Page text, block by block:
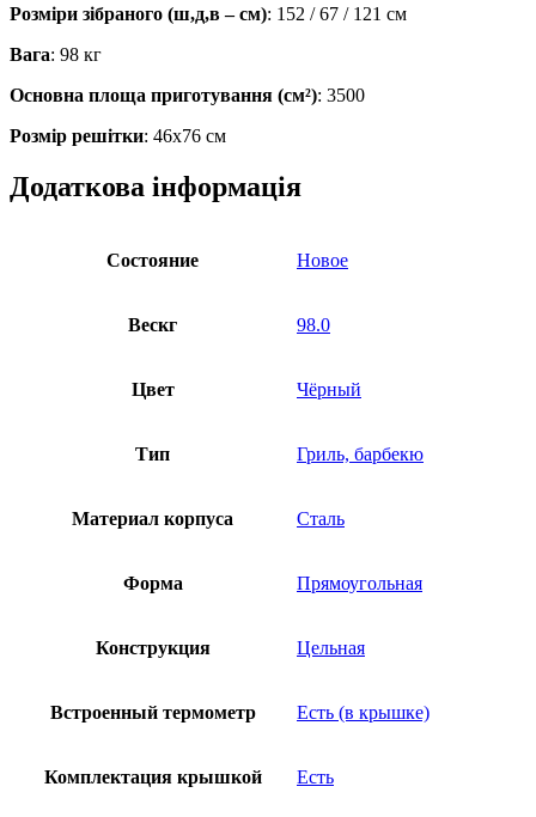
Розміри зібраного (ш,д,в – см): 152 / 67 / 121 см
Вага: 98 кг
Основна площа приготування (см²): 3500
Розмір решітки: 46х76 см
Додаткова інформація
Состояние Новое
Вескг 98.0
Цвет Чёрный
Тип Гриль, барбекю
Материал корпуса Сталь
Форма Прямоугольная
Конструкция Цельная
Встроенный термометр Есть (в крышке)
Комплектация крышкой Есть